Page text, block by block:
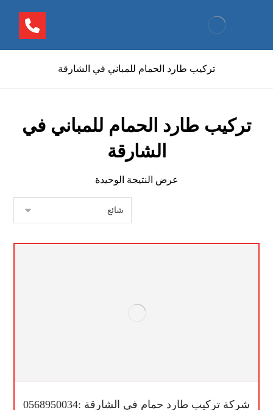
تركيب طارد الحمام للمباني في الشارقة
تركيب طارد الحمام للمباني في
الشارقة
عرض النتيجة الوحيدة
شركة تركيب طارد حمام في الشارقة :0568950034